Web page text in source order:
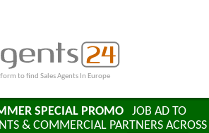
to find Sales Agents In Europe
SPECIAL PROMOJOB AD TO
& COMMERCIAL PARTNERS ACROSS